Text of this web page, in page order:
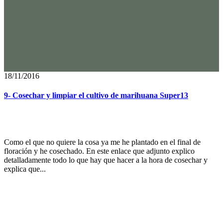
18/11/2016
9- Cosechar y limpiar el cultivo de marihuana Super13
Como el que no quiere la cosa ya me he plantado en el final de
floración y he cosechado. En este enlace que adjunto explico
detalladamente todo lo que hay que hacer a la hora de cosechar y
explica que...